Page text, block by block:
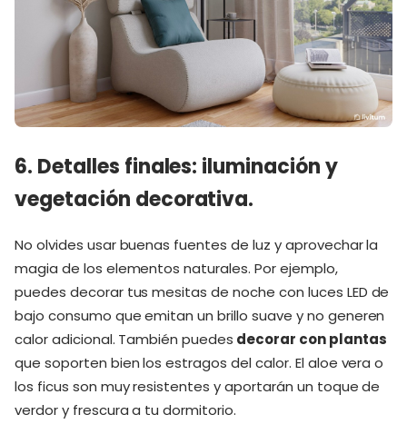
6. Detalles finales: iluminación y
vegetación decorativa.
No olvides usar buenas fuentes de luz y aprovechar la
magia de los elementos naturales. Por ejemplo,
puedes decorar tus mesitas de noche con luces LED de
bajo consumo que emitan un brillo suave y no generen
calor adicional. También puedes decorar con plantas
que soporten bien los estragos del calor. El aloe vera o
los ficus son muy resistentes y aportarán un toque de
verdor y frescura a tu dormitorio.